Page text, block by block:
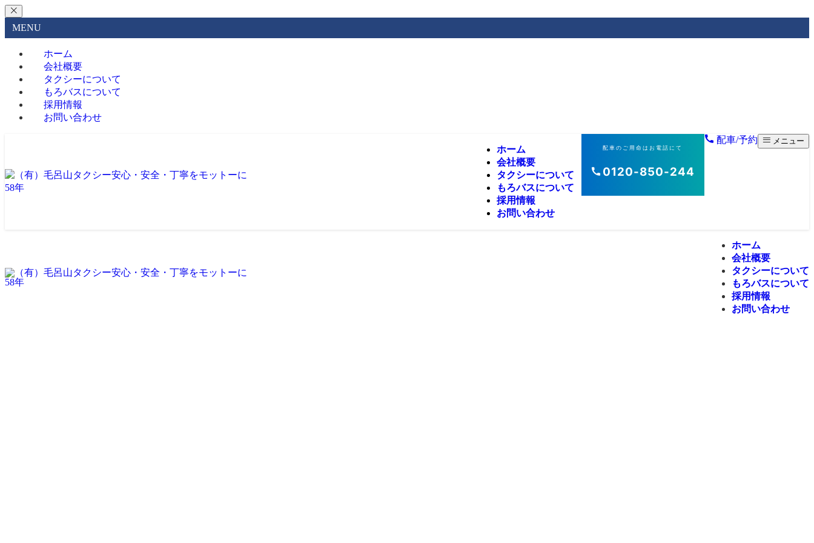
MENU
ホーム
会社概要
タクシーについて
もろバスについて
採用情報
お問い合わせ
ホーム
会社概要
タクシーについて
もろバスについて
採用情報
お問い合わせ
配車のご用命はお電話にて
0120-850-244
配車/予約 メニュー
ホーム
会社概要
タクシーについて
もろバスについて
採用情報
お問い合わせ